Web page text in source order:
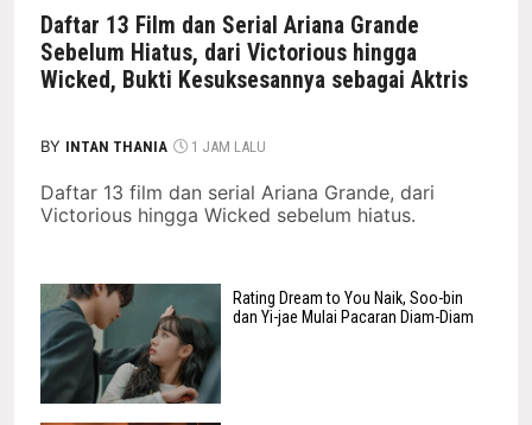
Daftar 13 Film dan Serial Ariana Grande
Sebelum Hiatus, dari Victorious hingga
Wicked, Bukti Kesuksesannya sebagai Aktris
BY INTAN THANIA 1 JAM LALU
Daftar 13 film dan serial Ariana Grande, dari
Victorious hingga Wicked sebelum hiatus.
Rating Dream to You Naik, Soo-bin
dan Yi-jae Mulai Pacaran Diam-Diam